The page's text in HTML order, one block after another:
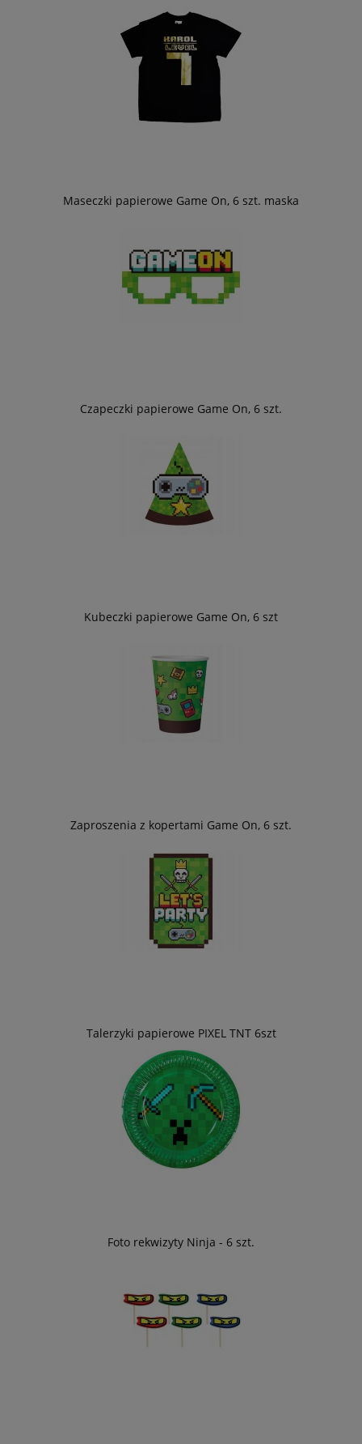
Maseczki papierowe Game On, 6 szt. maska
Czapeczki papierowe Game On, 6 szt.
Kubeczki papierowe Game On, 6 szt
Zaproszenia z kopertami Game On, 6 szt.
Talerzyki papierowe PIXEL TNT 6szt
Foto rekwizyty Ninja - 6 szt.